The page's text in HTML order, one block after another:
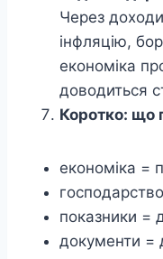
Через
інфляцію,
економіка
доводиться
Коротко: що
економіка =
показники =
документи =